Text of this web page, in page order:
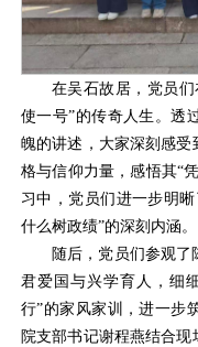
在吴石故居，党员
使一号”的传奇人生。透
魄的讲述，大家深刻感
格与信仰力量，感悟其“
习中，党员们进一步明
什么树政绩”的深刻内涵。
随后，党员们参观
君爱国与兴学育人，细
行”的家风家训，进一步
院支部书记谢程燕结合